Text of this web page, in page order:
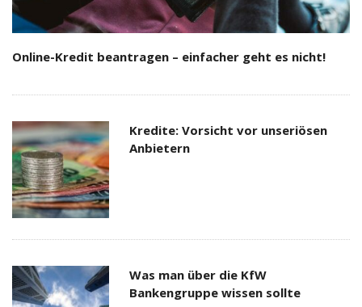
Online-Kredit beantragen – einfacher geht es nicht!
Kredite: Vorsicht vor unseriösen
Anbietern
Was man über die KfW
Bankengruppe wissen sollte